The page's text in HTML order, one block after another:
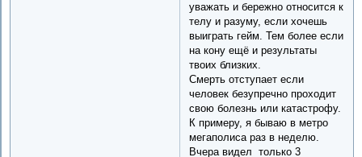
уважать и бережно относится к
телу и разуму, если хочешь
выиграть гейм. Тем более если
на кону ещё и результаты
твоих близких.
Смерть отступает если
человек безупречно проходит
свою болезнь или катастрофу.
К примеру, я бываю в метро
мегаполиса раз в неделю.
Вчера видел только 3